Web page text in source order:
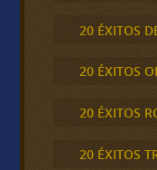
20 ÉXITOS
20 ÉXITOS
20 ÉXITOS
20 ÉXITOS